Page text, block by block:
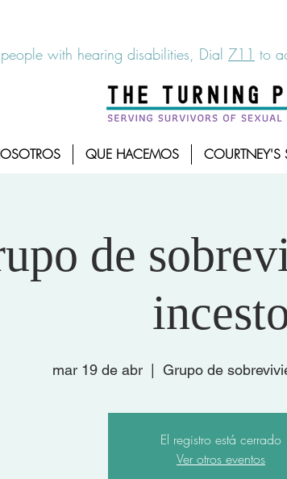
with hearing disabilities, Dial 711 to
QUE HACEMOS COURTNEY'S
de
mar 19 de abr Grupo de
El registro está cerrado
Ver otros eventos